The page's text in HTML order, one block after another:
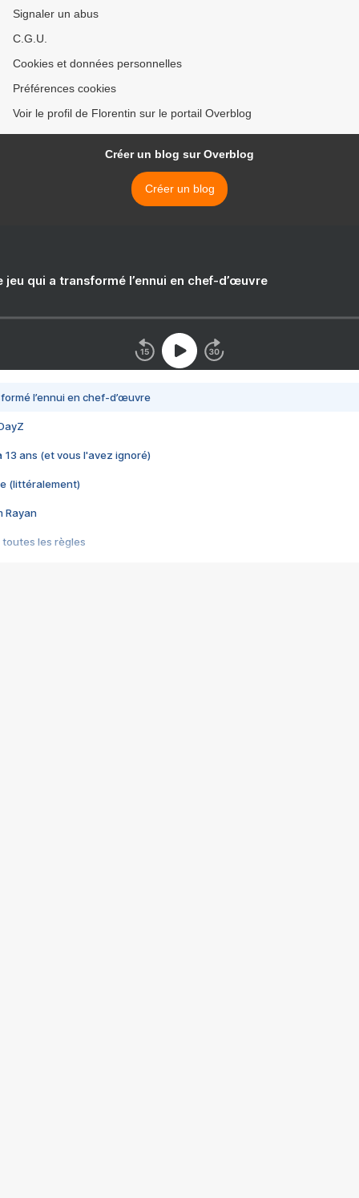
Signaler un abus
C.G.U.
Cookies et données personnelles
Préférences cookies
Voir le profil de Florentin sur le portail Overblog
Créer un blog sur Overblog
Créer un blog
jeu qui a transformé l’ennui en chef-d’œuvre
l’ennui en chef-d’œuvre
13 ans (et vous l'avez ignoré)
(littéralement)
Rayan
toutes les règles